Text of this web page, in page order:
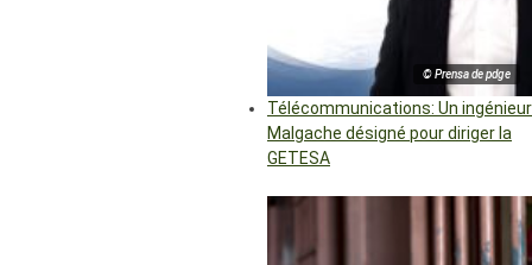
© Prensa de pdge
Télécommunications: Un ingénieur
Malgache désigné pour diriger la
GETESA